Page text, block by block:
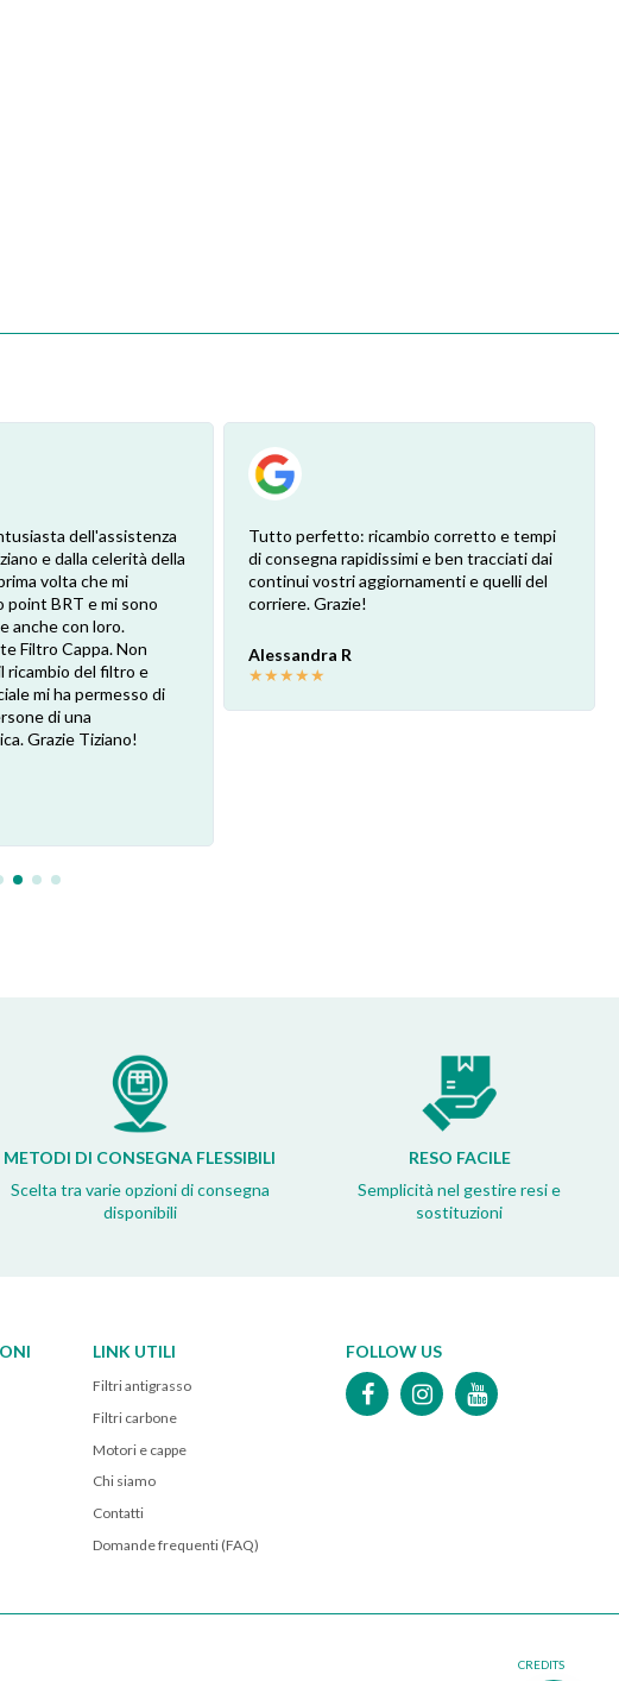
dell'assistenza
e dalla celerità della
volta che mi
point BRT e mi sono
anche con loro.
Filtro Cappa. Non
ricambio del filtro e
mi ha permesso di
di una
Grazie Tiziano!
Tutto perfetto: ricambio corretto e tempi
di consegna rapidissimi e ben tracciati dai
continui vostri aggiornamenti e quelli del
corriere. Grazie!
Alessandra R
★★★★★
METODI DI CONSEGNA FLESSIBILI
Scelta tra varie opzioni di consegna
disponibili
RESO FACILE
Semplicità nel gestire resi e
sostituzioni
LINK UTILI
Filtri antigrasso
Filtri carbone
Motori e cappe
Chi siamo
Contatti
Domande frequenti (FAQ)
FOLLOW US
CREDITS